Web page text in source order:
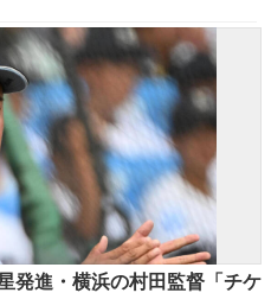
発進・横浜の村田監督「チケ